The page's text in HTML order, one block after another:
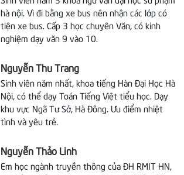
hà nội. Vì đi bằng xe bus nên nhận các lớp có
tiện xe bus. Cấp 3 học chuyên Văn, có kinh
nghiệm dạy văn 9 vào 10.
Nguyễn Thu Trang
Sinh viên năm nhất, khoa tiếng Hàn Đại Học Hà
Nội, có thể dạy Toán Tiếng Việt tiểu học. Dạy
khu vực Ngã Tư Sở, Hà Đông. Ưu điểm nhiệt
tình và yêu trẻ.
Nguyễn Thảo Linh
Em học ngành truyền thông của ĐH RMIT HN,